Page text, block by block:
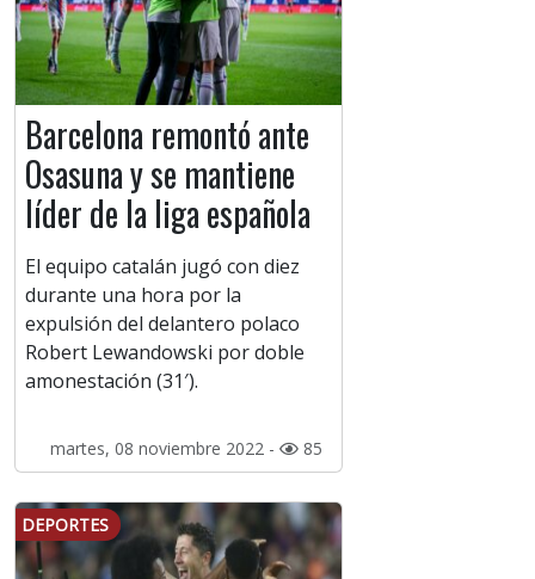
Barcelona remontó ante
Osasuna y se mantiene
líder de la liga española
El equipo catalán jugó con diez
durante una hora por la
expulsión del delantero polaco
Robert Lewandowski por doble
amonestación (31′).
martes, 08 noviembre 2022 - 85
DEPORTES